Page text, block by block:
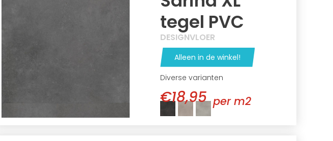
tegel PVC
DESIGNVLOER
Alleen in de winkel!
Diverse varianten
€18,95 per m2